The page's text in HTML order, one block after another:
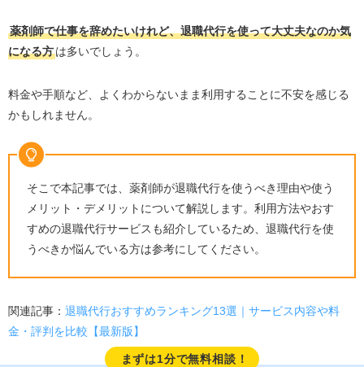
薬剤師で仕事を辞めたいけれど、退職代行を使って大丈夫なのか気
になる方は多いでしょう。
料金や手順など、よくわからないまま利用することに不安を感じる
かもしれません。
そこで本記事では、薬剤師が退職代行を使うべき理由や使う
メリット・デメリットについて解説します。利用方法やおす
すめの退職代行サービスも紹介しているため、退職代行を使
うべきか悩んでいる方は参考にしてください。
関連記事： 退職代行おすすめランキング13選｜サービス内容や料
金・評判を比較【最新版】
まずは1分で無料相談！